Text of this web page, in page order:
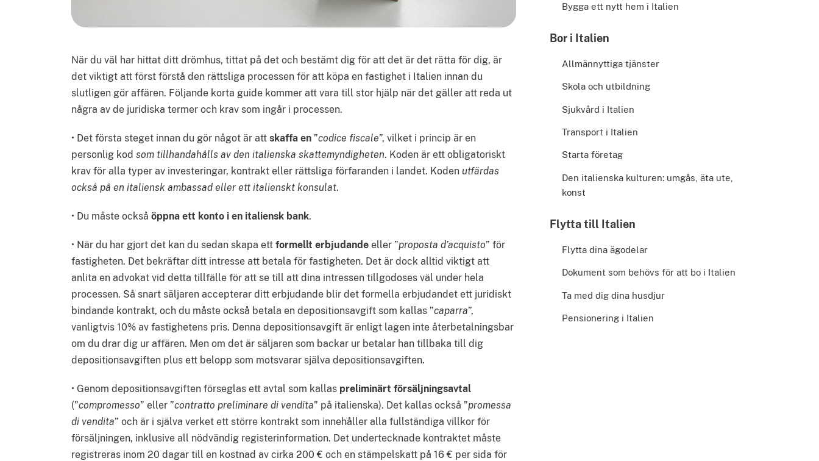
När du väl har hittat ditt drömhus, tittat på det och bestämt dig för att det är det rätta för dig, är
det viktigt att först förstå den rättsliga processen för att köpa en fastighet i Italien innan du
slutligen gör affären. Följande korta guide kommer att vara till stor hjälp när det gäller att reda ut
några av de juridiska termer och krav som ingår i processen.
• Det första steget innan du gör något är att skaffa en ”codice fiscale”, vilket i princip är en
personlig kod som tillhandahålls av den italienska skattemyndigheten. Koden är ett obligatoriskt
krav för alla typer av investeringar, kontrakt eller rättsliga förfaranden i landet. Koden utfärdas
också på en italiensk ambassad eller ett italienskt konsulat.
• Du måste också öppna ett konto i en italiensk bank.
• När du har gjort det kan du sedan skapa ett formellt erbjudande eller ”proposta d’acquisto” för
fastigheten. Det bekräftar ditt intresse att betala för fastigheten. Det är dock alltid viktigt att
anlita en advokat vid detta tillfälle för att se till att dina intressen tillgodoses väl under hela
processen. Så snart säljaren accepterar ditt erbjudande blir det formella erbjudandet ett juridiskt
bindande kontrakt, och du måste också betala en depositionsavgift som kallas ”caparra”,
vanligtvis 10% av fastighetens pris. Denna depositionsavgift är enligt lagen inte återbetalningsbar
om du drar dig ur affären. Men om det är säljaren som backar ur betalar han tillbaka till dig
depositionsavgiften plus ett belopp som motsvarar själva depositionsavgiften.
• Genom depositionsavgiften förseglas ett avtal som kallas preliminärt försäljningsavtal
(”compromesso” eller ”contratto preliminare di vendita” på italienska). Det kallas också ”promessa
di vendita” och är i själva verket ett större kontrakt som innehåller alla fullständiga villkor för
försäljningen, inklusive all nödvändig registerinformation. Det undertecknade kontraktet måste
registreras inom 20 dagar till en kostnad av cirka 200 € och en stämpelskatt på 16 € per sida för
Bygga ett nytt hem i Italien
Bor i Italien
Allmännyttiga tjänster
Skola och utbildning
Sjukvård i Italien
Transport i Italien
Starta företag
Den italienska kulturen: umgås, äta ute,
konst
Flytta till Italien
Flytta dina ägodelar
Dokument som behövs för att bo i Italien
Ta med dig dina husdjur
Pensionering i Italien